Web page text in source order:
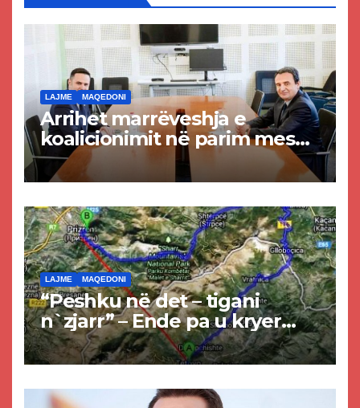
LAJME MAQEDONI
Arrihet marrëveshja e
koalicionimit në parim mes
Kurtit dhe Abdixhikut
LAJME MAQEDONI
“Peshku në det – tigani
n`zjarr” – Ende pa u kryer
projekti i tunelit, komuna e
Tetovës nis punimet për